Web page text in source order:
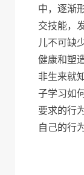
中，逐渐
交技能，
儿不可缺
健康和塑
非生来就
子学习如
要求的行
自己的行